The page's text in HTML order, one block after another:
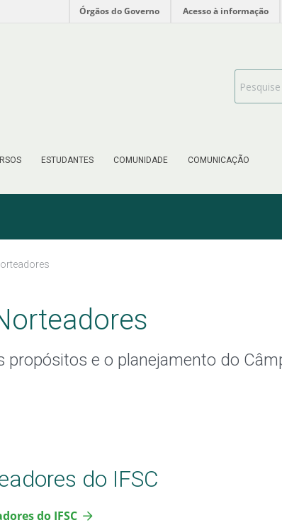
Órgãos do Governo Acesso à informação
ESTUDANTES COMUNIDADE COMUNICAÇÃO
Barra
propósitos e o planejamento do
do IFSC
do IFSC